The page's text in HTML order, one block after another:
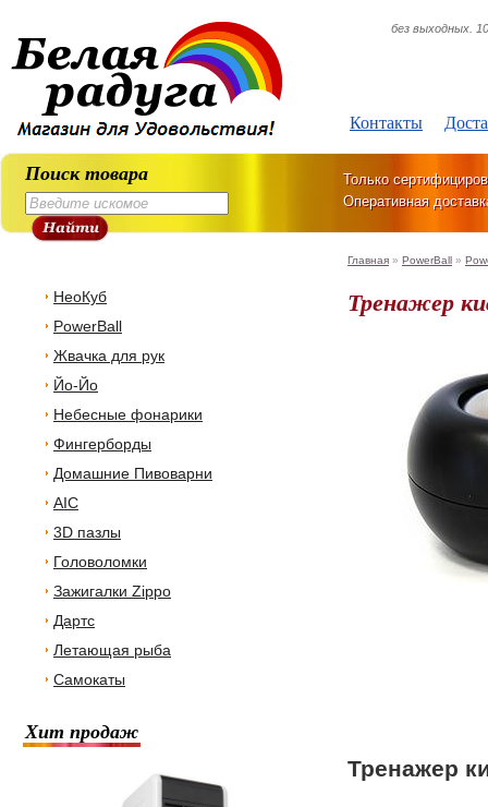
Контакты
без выходных.
Поиск товара
Только
Оперативная
НеоКуб
PowerBall
Жвачка для рук
Йо-Йо
Небесные фонарики
Фингерборды
Домашние Пивоварни
AIC
3D пазлы
Головоломки
Зажигалки Zippo
Дартс
Летающая рыба
Самокаты
Хит продаж
Главная » PowerBall »
Тренажер
Тренажер